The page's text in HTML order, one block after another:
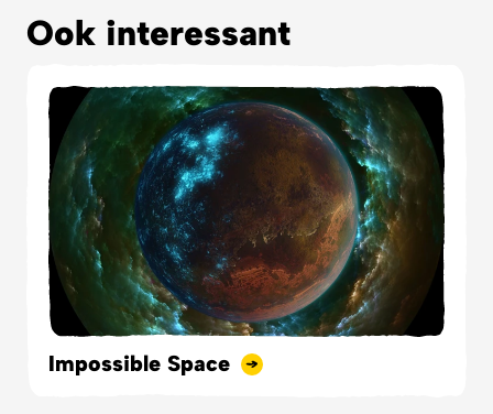
Ook interessant
Impossible Space